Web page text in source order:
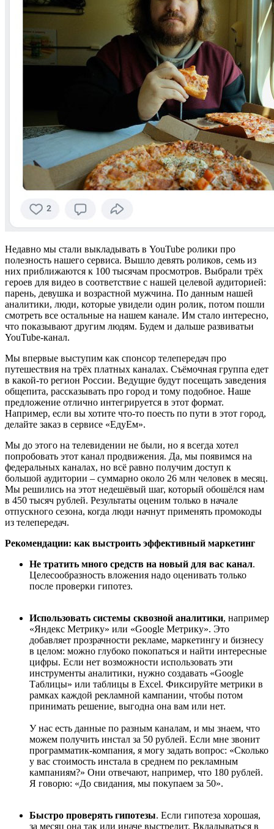
Недавно мы стали выкладывать в YouTube ролики про
полезность нашего сервиса. Вышло девять роликов, семь из
них приближаются к 100 тысячам просмотров. Выбрали трёх
героев для видео в соответствие с нашей целевой аудиторией:
парень, девушка и возрастной мужчина. По данным нашей
аналитики, люди, которые увидели один ролик, потом пошли
смотреть все остальные на нашем канале. Им стало интересно,
что показывают другим людям. Будем и дальше развиватьи
YouTube-канал.
Мы впервые выступим как спонсор телепередач про
путешествия на трёх платных каналах. Съёмочная группа едет
в какой-то регион России. Ведущие будут посещать заведения
общепита, рассказывать про город и тому подобное. Наше
предложение отлично интегрируется в этот формат.
Например, если вы хотите что-то поесть по пути в этот город,
делайте заказ в сервисе «ЕдуЕм».
Мы до этого на телевидении не были, но я всегда хотел
попробовать этот канал продвижения. Да, мы появимся на
федеральных каналах, но всё равно получим доступ к
большой аудитории – суммарно около 26 млн человек в месяц.
Мы решились на этот недешёвый шаг, который обошёлся нам
в 450 тысяч рублей. Результаты оценим только в начале
отпускного сезона, когда люди начнут применять промокоды
из телепередач.
Рекомендации: как выстроить эффективный маркетинг
Не тратить много средств на новый для вас канал.
Целесообразность вложения надо оценивать только
после проверки гипотез.
Использовать системы сквозной аналитики, например
«Яндекс Метрику» или «Google Метрику». Это
добавляет прозрачности рекламе, маркетингу и бизнесу
в целом: можно глубоко покопаться и найти интересные
цифры. Если нет возможности использовать эти
инструменты аналитики, нужно создавать «Google
Таблицы» или таблицы в Excel. Фиксируйте метрики в
рамках каждой рекламной кампании, чтобы потом
принимать решение, выгодна она вам или нет.
У нас есть данные по разным каналам, и мы знаем, что
можем получить инстал за 50 рублей. Если мне звонит
программатик-компания, я могу задать вопрос: «Сколько
у вас стоимость инстала в среднем по рекламным
кампаниям?» Они отвечают, например, что 180 рублей.
Я говорю: «До свидания, мы покупаем за 50».
Быстро проверять гипотезы. Если гипотеза хорошая,
за месяц она так или иначе выстрелит. Вкладываться в